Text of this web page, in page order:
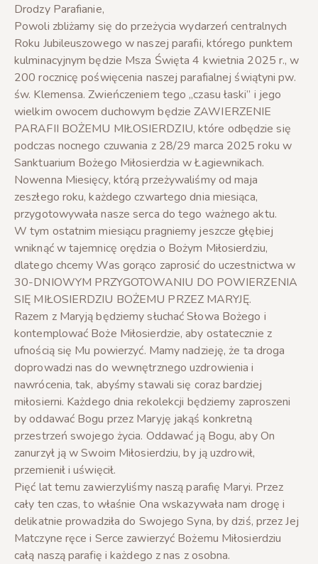
Drodzy Parafianie,
Powoli zbliżamy się do przeżycia wydarzeń centralnych
Roku Jubileuszowego w naszej parafii, którego punktem
kulminacyjnym będzie Msza Święta 4 kwietnia 2025 r., w
200 rocznicę poświęcenia naszej parafialnej świątyni pw.
św. Klemensa. Zwieńczeniem tego „czasu łaski” i jego
wielkim owocem duchowym będzie ZAWIERZENIE
PARAFII BOŻEMU MIŁOSIERDZIU, które odbędzie się
podczas nocnego czuwania z 28/29 marca 2025 roku w
Sanktuarium Bożego Miłosierdzia w Łagiewnikach.
Nowenna Miesięcy, którą przeżywaliśmy od maja
zeszłego roku, każdego czwartego dnia miesiąca,
przygotowywała nasze serca do tego ważnego aktu.
W tym ostatnim miesiącu pragniemy jeszcze głębiej
wniknąć w tajemnicę orędzia o Bożym Miłosierdziu,
dlatego chcemy Was gorąco zaprosić do uczestnictwa w
30-DNIOWYM PRZYGOTOWANIU DO POWIERZENIA
SIĘ MIŁOSIERDZIU BOŻEMU PRZEZ MARYJĘ.
Razem z Maryją będziemy słuchać Słowa Bożego i
kontemplować Boże Miłosierdzie, aby ostatecznie z
ufnością się Mu powierzyć. Mamy nadzieję, że ta droga
doprowadzi nas do wewnętrznego uzdrowienia i
nawrócenia, tak, abyśmy stawali się coraz bardziej
miłosierni. Każdego dnia rekolekcji będziemy zaproszeni
by oddawać Bogu przez Maryję jakąś konkretną
przestrzeń swojego życia. Oddawać ją Bogu, aby On
zanurzył ją w Swoim Miłosierdziu, by ją uzdrowił,
przemienił i uświęcił.
Pięć lat temu zawierzyliśmy naszą parafię Maryi. Przez
cały ten czas, to właśnie Ona wskazywała nam drogę i
delikatnie prowadziła do Swojego Syna, by dziś, przez Jej
Matczyne ręce i Serce zawierzyć Bożemu Miłosierdziu
całą naszą parafię i każdego z nas z osobna.